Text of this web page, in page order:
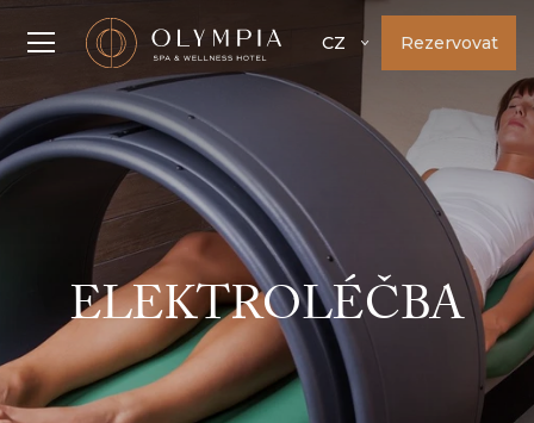
CZ Rezervovat
ELEKTROLÉČBA